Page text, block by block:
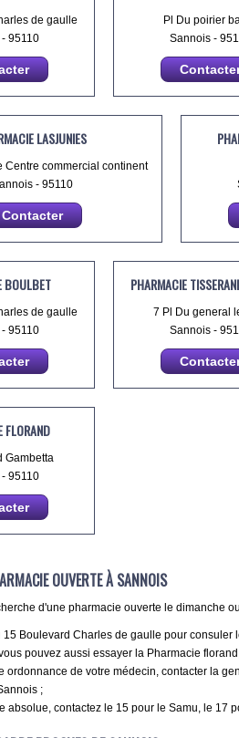
de gaulle
95110
Pl Du poirier
Sannois -
LASJUNIES
Centre commercial continent
- 95110
Contacter
BOULBET
de gaulle
95110
PHARMACIE
7 Pl Du general
Sannois -
FLORAND
Gambetta
95110
OUVERTE À SANNOIS
d'une pharmacie ouverte le dimanche
15 Boulevard Charles de gaulle pour
pouvez aussi essayer la Pharmacie
ordonnance de votre médecin, contacter la
;
absolue, contactez le 15 pour le Samu, le